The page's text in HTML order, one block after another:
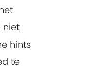
niet
hints
te